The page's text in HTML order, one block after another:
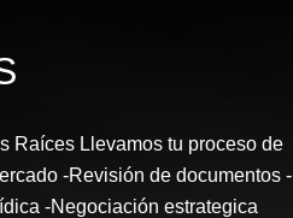
Raíces Llevamos tu proceso de
-Revisión de documentos -
-Negociación estrategica